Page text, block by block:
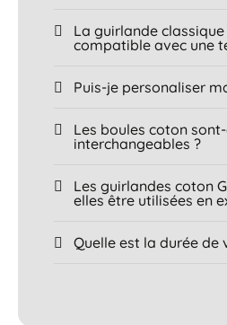
La guirlande
compatible avec une
Puis-je personaliser
Les boules coton
interchangeables ?
Les guirlandes coton
elles être utilisées en
Quelle est la durée de